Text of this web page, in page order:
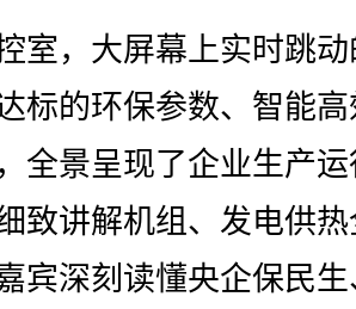
，大屏幕上实时跳动
标的环保参数、智能
全景呈现了企业生产
致讲解机组、发电供
宾深刻读懂央企保民